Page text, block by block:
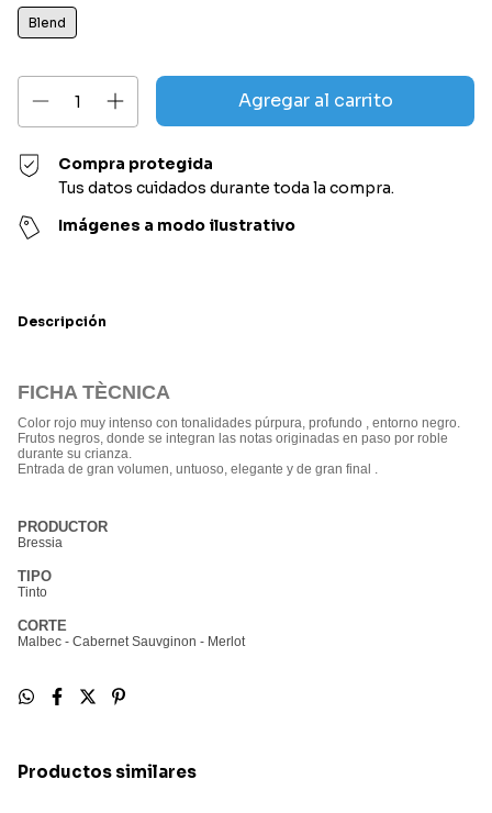
Blend
Compra protegida
Tus datos cuidados durante toda la compra.
Imágenes a modo ilustrativo
Descripción
FICHA TÈCNICA
Color rojo muy intenso con tonalidades púrpura, profundo , entorno negro.
Frutos negros, donde se integran las notas originadas en paso por roble
durante su crianza.
Entrada de gran volumen, untuoso, elegante y de gran final .
PRODUCTOR
Bressia
TIPO
Tinto
CORTE
Malbec - Cabernet Sauvginon - Merlot
13.5%
Productos similares